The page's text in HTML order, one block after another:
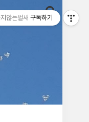
않는벌새 구독하기